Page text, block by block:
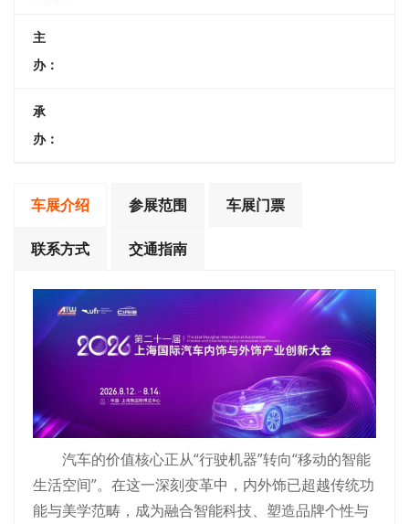
主
办：
承
办：
车展介绍 参展范围 车展门票
联系方式 交通指南
汽车的价值核心正从“行驶机器”转向“移动的智能
生活空间”。在这一深刻变革中，内外饰已超越传统功
能与美学范畴，成为融合智能科技、塑造品牌个性与